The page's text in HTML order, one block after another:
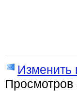
Просмотров